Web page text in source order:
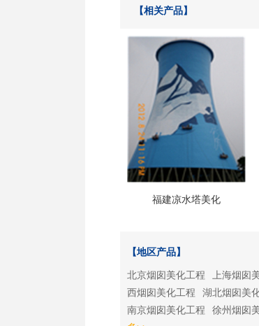
【相关产品】
福建凉水塔美化
【地区产品】
北京烟囱美化工程 上海烟囱
西烟囱美化工程
湖北烟囱美
南京烟囱美化工程
徐州烟囱